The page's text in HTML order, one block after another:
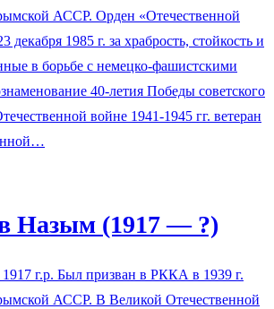
АССР. Орден «Отечественной
декабря 1985 г. за храбрость, стойкость и
в борьбе с немецко-фашистскими
40-летия Победы советского
войне 1941-1945 гг. ветеран
Назым (1917 — ?)
г.р. Был призван в РККА в 1939 г.
АССР. В Великой Отечественной